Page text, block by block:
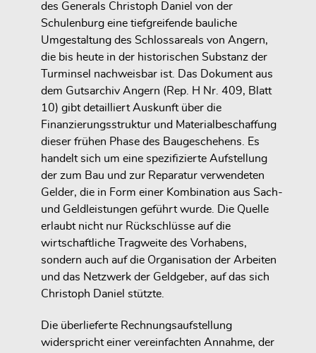
des Generals Christoph Daniel von der
Schulenburg eine tiefgreifende bauliche
Umgestaltung des Schlossareals von Angern,
die bis heute in der historischen Substanz der
Turminsel nachweisbar ist. Das Dokument aus
dem Gutsarchiv Angern (Rep. H Nr. 409, Blatt
10) gibt detailliert Auskunft über die
Finanzierungsstruktur und Materialbeschaffung
dieser frühen Phase des Baugeschehens. Es
handelt sich um eine spezifizierte Aufstellung
der zum Bau und zur Reparatur verwendeten
Gelder, die in Form einer Kombination aus Sach-
und Geldleistungen geführt wurde. Die Quelle
erlaubt nicht nur Rückschlüsse auf die
wirtschaftliche Tragweite des Vorhabens,
sondern auch auf die Organisation der Arbeiten
und das Netzwerk der Geldgeber, auf das sich
Christoph Daniel stützte.
Die überlieferte Rechnungsaufstellung
widerspricht einer vereinfachten Annahme, der